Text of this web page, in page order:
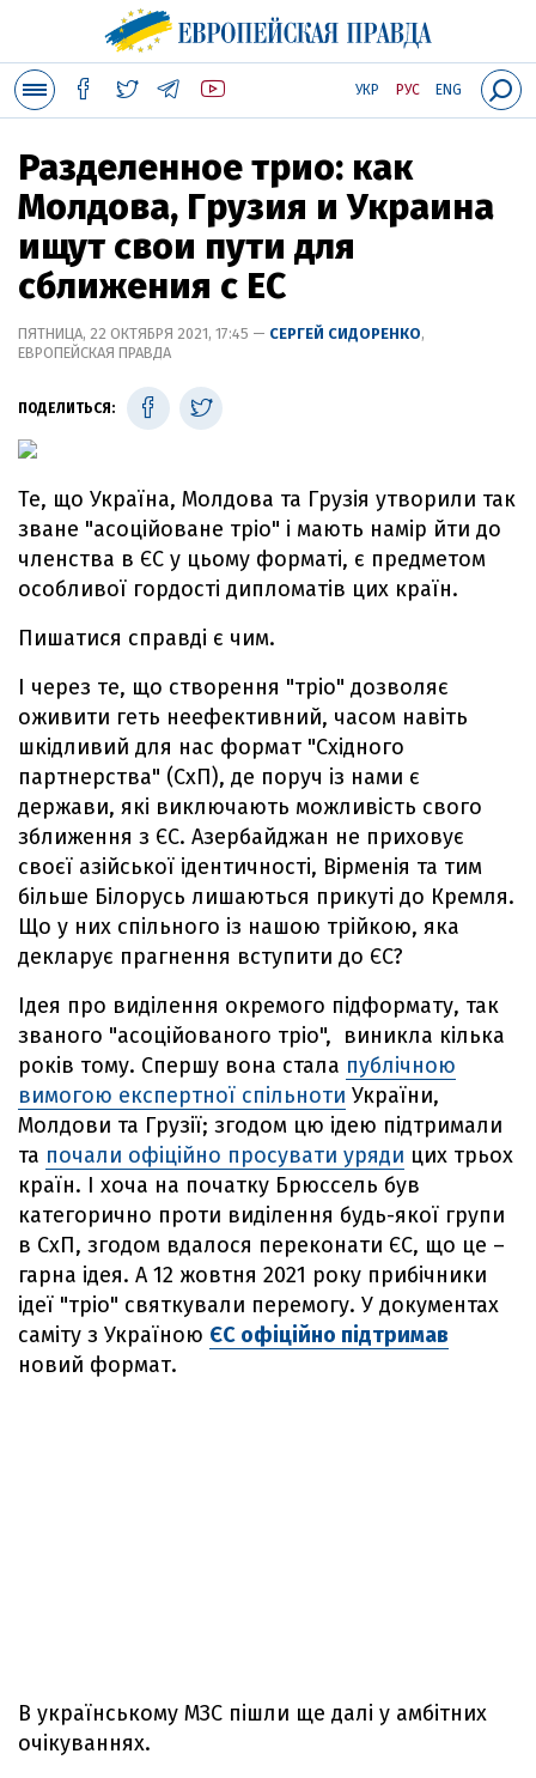
УКР РУС ENG
Разделенное трио: как
Молдова, Грузия и Украина
ищут свои пути для
сближения с ЕС
ПЯТНИЦА, 22 ОКТЯБРЯ 2021, 17:45 — СЕРГЕЙ СИДОРЕНКО,
ЕВРОПЕЙСКАЯ ПРАВДА
ПОДЕЛИТЬСЯ:
Те, що Україна, Молдова та Грузія утворили так
зване "асоційоване тріо" і мають намір йти до
членства в ЄС у цьому форматі, є предметом
особливої гордості дипломатів цих країн.
Пишатися справді є чим.
І через те, що створення "тріо" дозволяє
оживити геть неефективний, часом навіть
шкідливий для нас формат "Східного
партнерства" (СхП), де поруч із нами є
держави, які виключають можливість свого
зближення з ЄС. Азербайджан не приховує
своєї азійської ідентичності, Вірменія та тим
більше Білорусь лишаються прикуті до Кремля.
Що у них спільного із нашою трійкою, яка
декларує прагнення вступити до ЄС?
Ідея про виділення окремого підформату, так
званого "асоційованого тріо", виникла кілька
років тому. Спершу вона стала публічною
вимогою експертної спільноти України,
Молдови та Грузії; згодом цю ідею підтримали
та почали офіційно просувати уряди цих трьох
країн. І хоча на початку Брюссель був
категорично проти виділення будь-якої групи
в СхП, згодом вдалося переконати ЄС, що це –
гарна ідея. А 12 жовтня 2021 року прибічники
ідеї "тріо" святкували перемогу. У документах
саміту з Україною ЄС офіційно підтримав
новий формат.
В українському МЗС пішли ще далі у амбітних
очікуваннях.